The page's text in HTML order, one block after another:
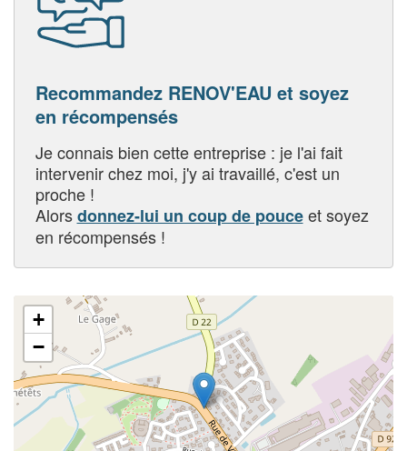
Recommandez RENOV'EAU et soyez
en récompensés
Je connais bien cette entreprise : je l'ai fait
intervenir chez moi, j'y ai travaillé, c'est un
proche !
Alorsdonnez-lui un coup de pouceet soyez
en récompensés !
+
−